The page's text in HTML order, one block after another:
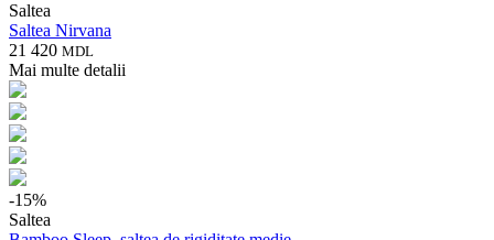
Saltea
Saltea Nirvana
21 420 MDL
Mai multe detalii
-15%
Saltea